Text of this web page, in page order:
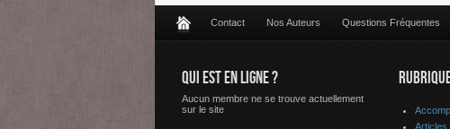
Contact Nos Auteurs Questions Fréquentes
QUI EST EN LIGNE ?
Aucun membre ne se trouve actuellement
sur le site
Articles